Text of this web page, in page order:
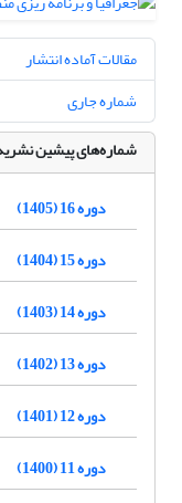
مقالات آماده انتشار
شماره جاری
شماره‌های پیشین
دوره 16 (1405)
دوره 15 (1404)
دوره 14 (1403)
دوره 13 (1402)
دوره 12 (1401)
دوره 11 (1400)